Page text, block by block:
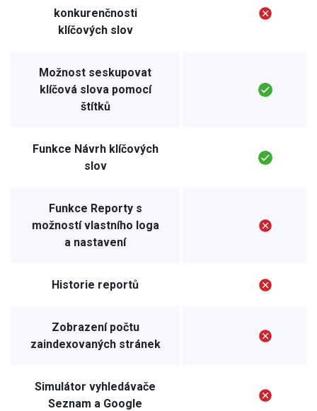
konkurenčnosti
klíčových slov
Možnost seskupovat
klíčová slova pomocí
štítků
Funkce Návrh klíčových
slov
Funkce Reporty s
možností vlastního loga
a nastavení
Historie reportů
Zobrazení počtu
zaindexovaných stránek
Simulátor vyhledávače
Seznam a Google